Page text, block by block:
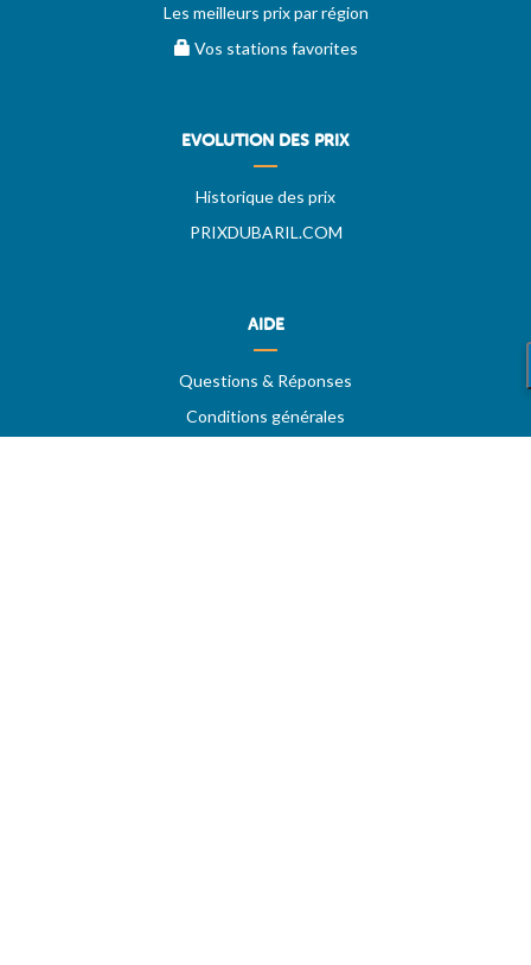
Les meilleurs prix par région
Vos stations favorites
EVOLUTION DES PRIX
Historique des prix
PRIXDUBARIL.COM
AIDE
Questions & Réponses
Conditions générales